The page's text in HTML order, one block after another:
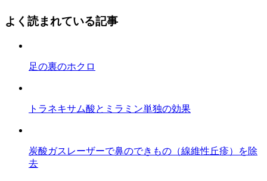
よく読まれている記事
足の裏のホクロ
トラネキサム酸とミラミン単独の効果
炭酸ガスレーザーで鼻のできもの（線維性丘疹）を除
去